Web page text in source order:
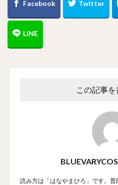
この記事を
読み方は「はなやまひろ」です。普